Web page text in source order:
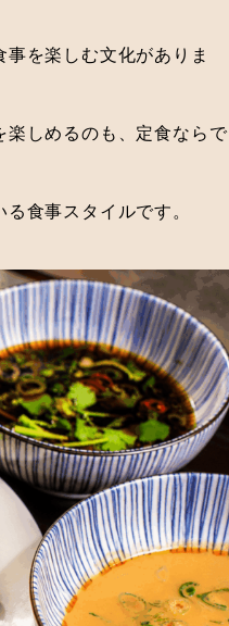
を楽しむ文化がありま
楽しめるのも、定食ならで
食事スタイルです。